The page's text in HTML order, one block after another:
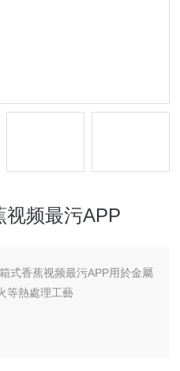
视频最污APP
式香蕉视频最污APP用於金屬
等熱處理工藝